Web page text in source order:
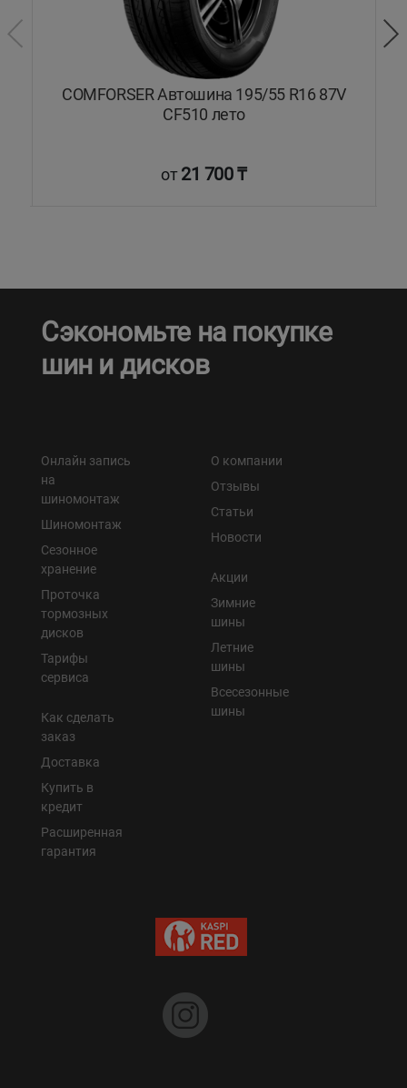
COMFORSER Автошина 195/55 R16 87V
CF510 лето
от21 700 ₸
Сэкономьте на покупке
шин и дисков
Онлайн запись
на
шиномонтаж
Шиномонтаж
Сезонное
хранение
Проточка
тормозных
дисков
Тарифы
сервиса
Как сделать
заказ
Доставка
Купить в
кредит
Расширенная
гарантия
О компании
Отзывы
Статьи
Новости
Акции
Зимние
шины
Летние
шины
Всесезонные
шины